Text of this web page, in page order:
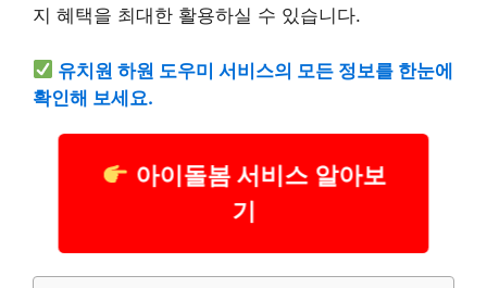
지 혜택을 최대한 활용하실 수 있습니다.
유치원 하원 도우미 서비스의 모든 정보를 한눈에
확인해 보세요.
아이돌봄 서비스 알아보
기